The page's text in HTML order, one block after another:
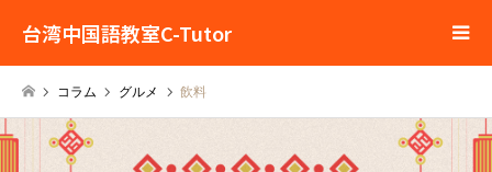
台湾中国語教室C-Tutor
コラム グルメ 飲料